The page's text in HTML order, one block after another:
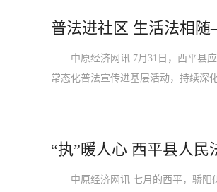
普法进社区 生活法相
中原经济网讯 7月31日，西平县应
常态化普法宣传进基层活动，持续深
“执”暖人心 西平县人民
中原经济网讯 七月的西平，骄阳似